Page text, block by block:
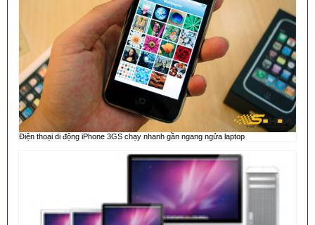
Điện thoại di động iPhone 3GS chạy nhanh gần ngang ngửa laptop